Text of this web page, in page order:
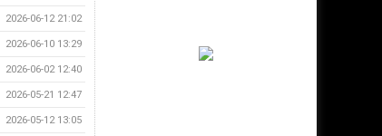
2026-06-12 21:02
2026-06-10 13:29
2026-06-02 12:40
2026-05-21 12:47
2026-05-12 13:05